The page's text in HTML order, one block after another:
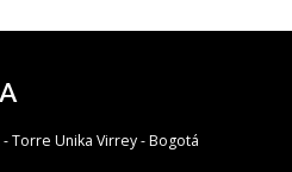
- Torre Unika Virrey - Bogotá